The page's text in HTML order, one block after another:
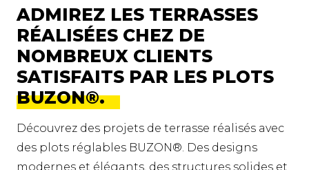
ADMIREZ LES TERRASSES
RÉALISÉES CHEZ DE
NOMBREUX CLIENTS
SATISFAITS PAR LES PLOTS
BUZON®.
Découvrez des projets de terrasse réalisés avec
des plots réglables BUZON®. Des designs
modernes et élégants, des structures solides et